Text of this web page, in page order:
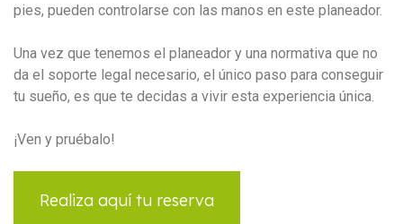
pies, pueden controlarse con las manos en este planeador.
Una vez que tenemos el planeador y una normativa que no
da el soporte legal necesario, el único paso para conseguir
tu sueño, es que te decidas a vivir esta experiencia única.
¡Ven y pruébalo!
Realiza aquí tu reserva